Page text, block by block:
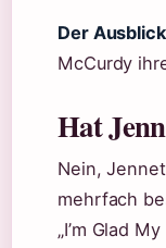
Der
McCurdy
Hat
Nein,
mehrfach
„I’m Glad